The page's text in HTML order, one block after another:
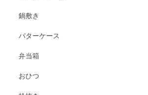
鍋敷き
バターケース
弁当箱
おひつ